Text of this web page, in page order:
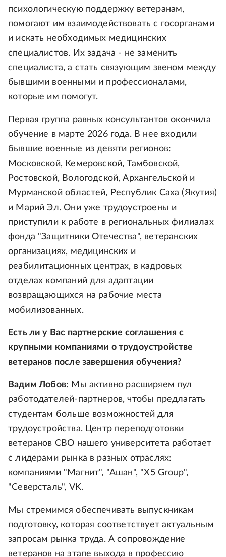
психологическую поддержку ветеранам,
помогают им взаимодействовать с госорганами
и искать необходимых медицинских
специалистов. Их задача - не заменить
специалиста, а стать связующим звеном между
бывшими военными и профессионалами,
которые им помогут.
Первая группа равных консультантов окончила
обучение в марте 2026 года. В нее входили
бывшие военные из девяти регионов:
Московской, Кемеровской, Тамбовской,
Ростовской, Вологодской, Архангельской и
Мурманской областей, Республик Саха (Якутия)
и Марий Эл. Они уже трудоустроены и
приступили к работе в региональных филиалах
фонда "Защитники Отечества", ветеранских
организациях, медицинских и
реабилитационных центрах, в кадровых
отделах компаний для адаптации
возвращающихся на рабочие места
мобилизованных.
Есть ли у Вас партнерские соглашения с
крупными компаниями о трудоустройстве
ветеранов после завершения обучения?
Вадим Лобов: Мы активно расширяем пул
работодателей-партнеров, чтобы предлагать
студентам больше возможностей для
трудоустройства. Центр переподготовки
ветеранов СВО нашего университета работает
с лидерами рынка в разных отраслях:
компаниями "Магнит", "Ашан", "Х5 Group",
"Северсталь", VK.
Мы стремимся обеспечивать выпускникам
подготовку, которая соответствует актуальным
запросам рынка труда. А сопровождение
ветеранов на этапе выхода в профессию